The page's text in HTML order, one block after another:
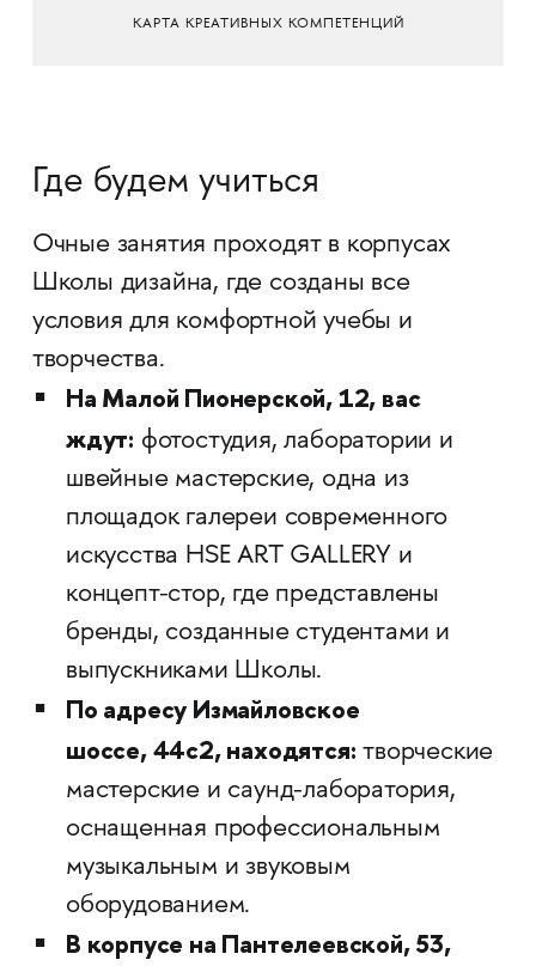
КАРТА КРЕАТИВНЫХ КОМПЕТЕНЦИЙ
Где будем учиться
Очные занятия проходят в корпусах
Школы дизайна, где созданы все
условия для комфортной учебы и
творчества.
На Малой Пионерской, 12, вас
ждут: фотостудия, лаборатории и
швейные мастерские, одна из
площадок галереи современного
искусства HSE ART GALLERY и
концепт-стор, где представлены
бренды, созданные студентами и
выпускниками Школы.
По адресу Измайловское
шоссе, 44с2, находятся: творческие
мастерские и саунд-лаборатория,
оснащенная профессиональным
музыкальным и звуковым
оборудованием.
В корпусе на Пантелеевской, 53,